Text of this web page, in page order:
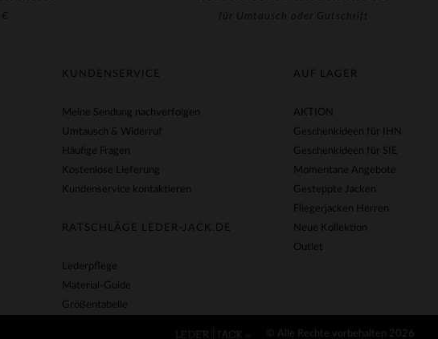
für Umtausch oder Gutschrift
KUNDENSERVICE
Meine Sendung nachverfolgen
Umtausch & Widerruf
Häufige Fragen
Kostenlose Lieferung
Kundenservice kontaktieren
RATSCHLÄGE LEDER-JACK.DE
Lederpflege
Material-Guide
Größentabelle
AUF LAGER
AKTION
Geschenkideen für IHN
Geschenkideen für SIE
Momentane Angebote
Gesteppte Jacken
Fliegerjacken Herren
Neue Kollektion
Outlet
© Alle Rechte vorbehalten 2026